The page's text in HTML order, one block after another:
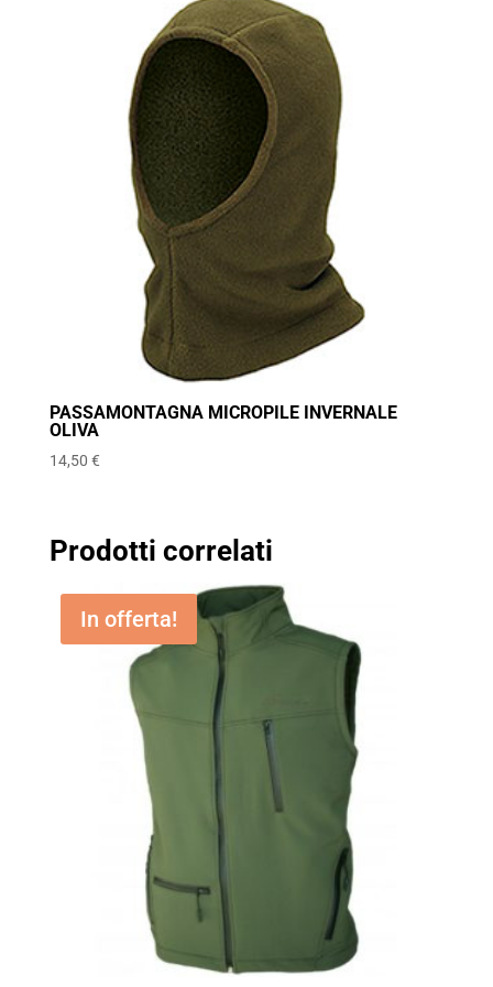
PASSAMONTAGNA MICROPILE INVERNALE
OLIVA
14,50 €
Prodotti correlati
In offerta!